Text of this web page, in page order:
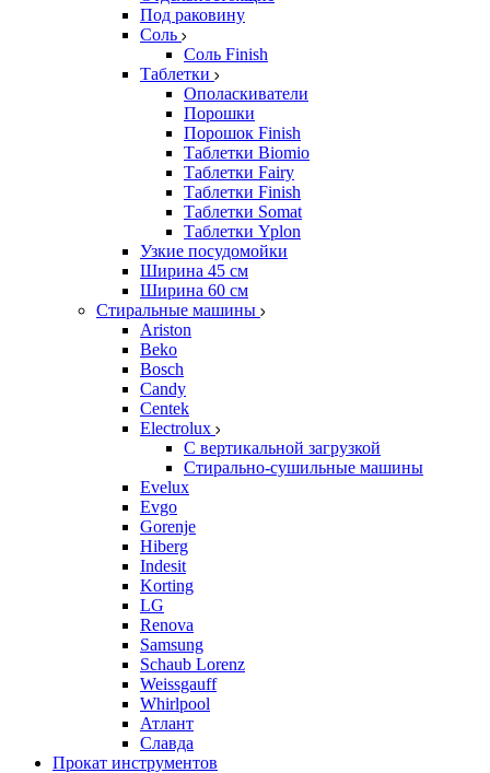
Под раковину
Соль
Соль Finish
Таблетки
Ополаскиватели
Порошки
Порошок Finish
Таблетки Biomio
Таблетки Fairy
Таблетки Finish
Таблетки Somat
Таблетки Yplon
Узкие посудомойки
Ширина 45 см
Ширина 60 см
Стиральные машины
Ariston
Beko
Bosch
Candy
Centek
Electrolux
С вертикальной загрузкой
Стирально-сушильные машины
Evelux
Evgo
Gorenje
Hiberg
Indesit
Korting
LG
Renova
Samsung
Schaub Lorenz
Weissgauff
Whirlpool
Атлант
Славда
Прокат инструментов